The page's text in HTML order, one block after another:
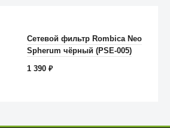
Anker
Сетевой фильтр Rombica Neo
Spherum чёрный (PSE-005)
1 390₽